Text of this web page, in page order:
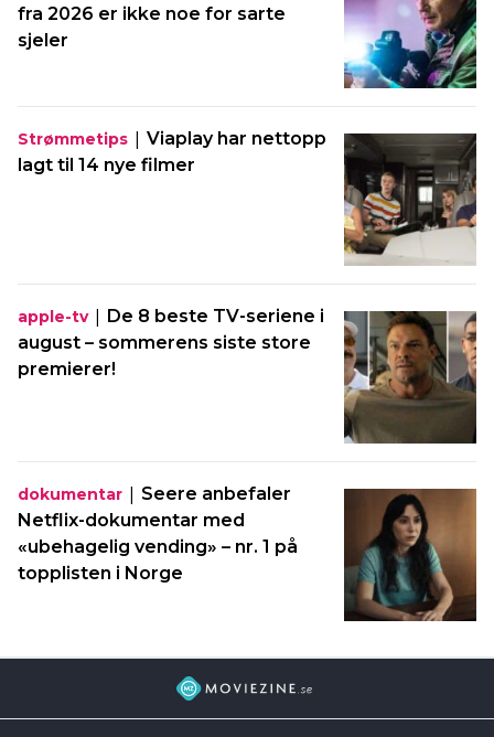
fra 2026 er ikke noe for sarte
sjeler
Strømmetips | Viaplay har nettopp
lagt til 14 nye filmer
apple-tv| De 8 beste TV-seriene i
august – sommerens siste store
premierer!
dokumentar | Seere anbefaler
Netflix-dokumentar med
«ubehagelig vending» – nr. 1 på
topplisten i Norge